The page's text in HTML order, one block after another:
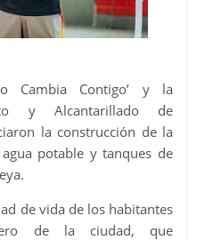
Cambia Contigo’ y la
y Alcantarillado de
la construcción de la
potable y tanques de
de vida de los habitantes
de la ciudad, que